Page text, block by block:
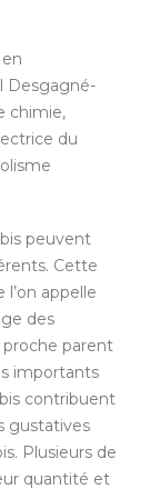
Desgagné-
chimie,
du
peuvent
Cette
appelle
des
parent
importants
contribuent
gustatives
Plusieurs de
quantité et